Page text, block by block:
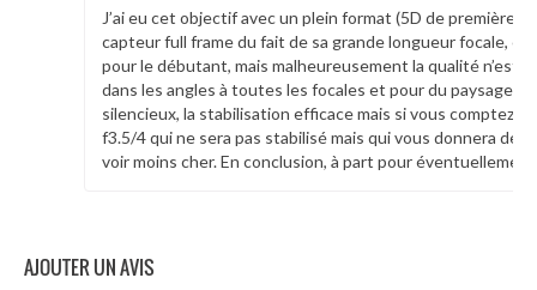
J’ai eu cet objectif avec un plein format (5D de première
capteur full frame du fait de sa grande longueur focale,
pour le débutant, mais malheureusement la qualité n’est
dans les angles à toutes les focales et pour du paysage
silencieux, la stabilisation efficace mais si vous comptez
f3.5/4 qui ne sera pas stabilisé mais qui vous donnera
voir moins cher. En conclusion, à part pour
AJOUTER UN AVIS